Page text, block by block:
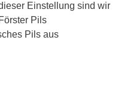
Einstellung sind wir
Pils
Pils aus